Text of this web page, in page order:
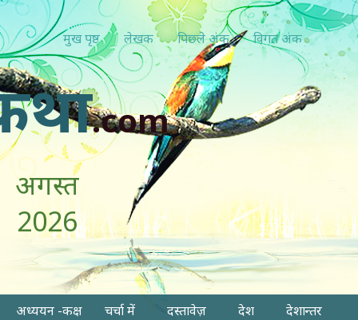
मुख पृष्ठ लेखक पिछ्ले अंक विगत अंक
.com
अगस्त
2026
अध्ययन -कक्ष चर्चा में दस्तावेज़ देश
देशान्तर